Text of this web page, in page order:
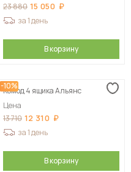
23 880 15 050
за 1 день
В корзину
-10%
Комод 4 ящика Альянс
Цена
13 710 12 310
за 1 день
В корзину